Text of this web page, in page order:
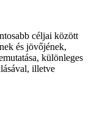
céljai között
és jövőjének,
különleges
illetve